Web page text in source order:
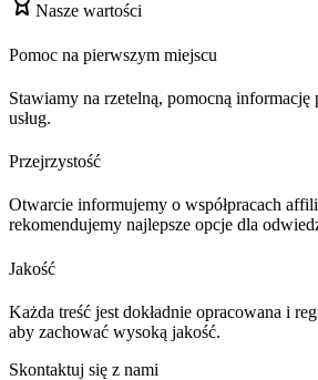
Nasze wartości
Pomoc na pierwszym miejscu
Stawiamy na rzetelną, pomocną informację
usług.
Przejrzystość
Otwarcie informujemy o współpracach
rekomendujemy najlepsze opcje dla
Jakość
Każda treść jest dokładnie opracowana i
aby zachować wysoką jakość.
Skontaktuj się z nami